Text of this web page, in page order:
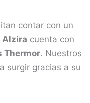
contar con un
Alzira cuenta con
Thermor. Nuestros
surgir gracias a su